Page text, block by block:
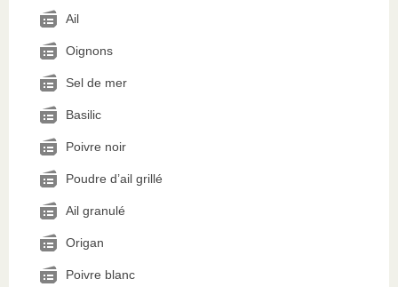
Ail
Oignons
Sel de mer
Basilic
Poivre noir
Poudre d’ail grillé
Ail granulé
Origan
Poivre blanc